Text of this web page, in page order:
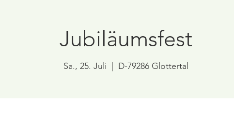
Jubiläumsfest
Sa., 25. Juli D-79286 Glottertal